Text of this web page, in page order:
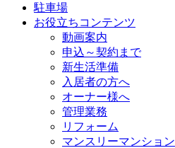
駐車場
お役立ちコンテンツ
動画案内
申込～契約まで
新生活準備
入居者の方へ
オーナー様へ
管理業務
リフォーム
マンスリーマンション